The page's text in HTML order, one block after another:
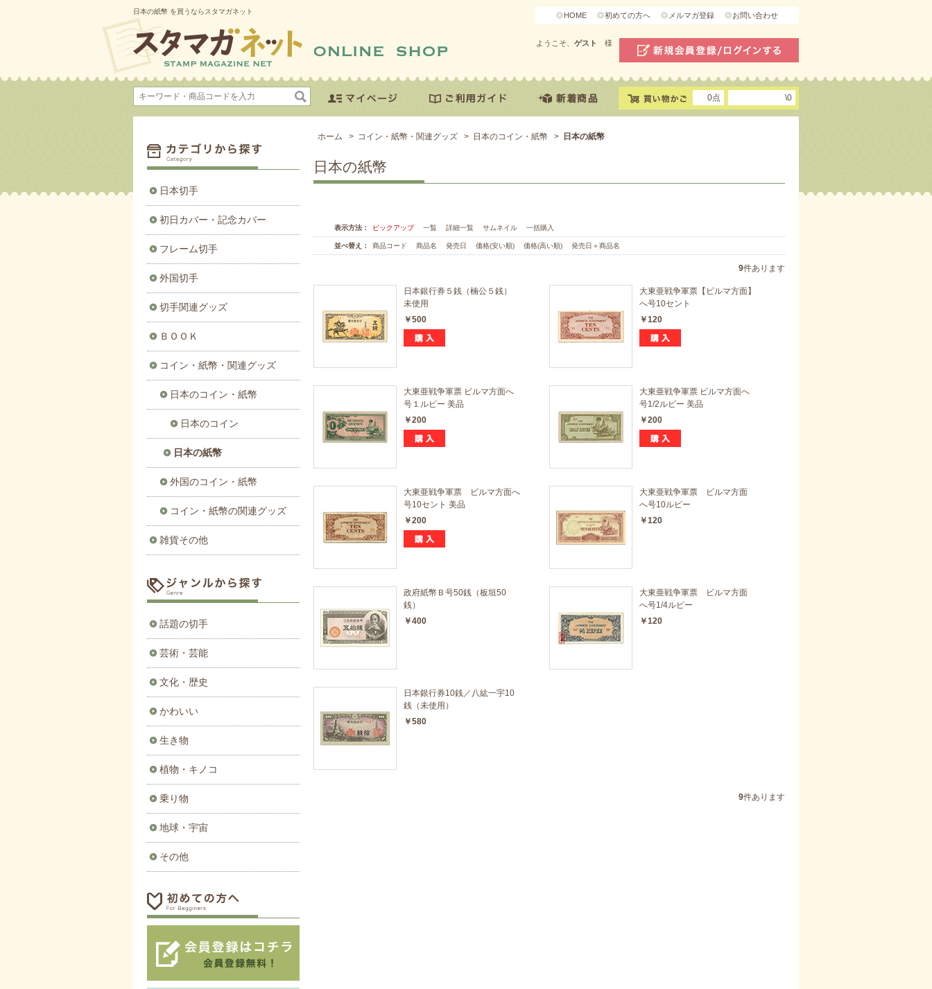
日本の紙幣 を買うならスタマガネット HOME 初めての方へ メルマガ登録 お問い合わせ
ようこそ、 ゲスト 様
0点 \0
ホーム > コイン・紙幣・関連グッズ > 日本のコイン・紙幣 > 日本の紙幣
日本の紙幣
表示方法： ピックアップ 一覧 詳細一覧 サムネイル 一括購入
並べ替え： 商品コード 商品名 発売日 価格(安い順) 価格(高い順) 発売日＋商品名
9件あります
日本銀行券５銭（楠公５銭）
未使用
￥500
大東亜戦争軍票【ビルマ方面】
へ号10セント
￥120
大東亜戦争軍票 ビルマ方面へ
号１ルピー 美品
￥200
大東亜戦争軍票 ビルマ方面へ
号1/2ルピー 美品
￥200
大東亜戦争軍票 ビルマ方面へ
号10セント 美品
￥200
大東亜戦争軍票 ビルマ方面
へ号10ルピー
￥120
政府紙幣Ｂ号50銭（板垣50
銭）
￥400
大東亜戦争軍票 ビルマ方面
へ号1/4ルピー
￥120
日本銀行券10銭／八紘一宇10
銭（未使用）
￥580
9件あります
日本切手
初日カバー・記念カバー
フレーム切手
外国切手
切手関連グッズ
ＢＯＯＫ
コイン・紙幣・関連グッズ
日本のコイン・紙幣
日本のコイン
日本の紙幣
外国のコイン・紙幣
コイン・紙幣の関連グッズ
雑貨その他
話題の切手
芸術・芸能
文化・歴史
かわいい
生き物
植物・キノコ
乗り物
地球・宇宙
その他